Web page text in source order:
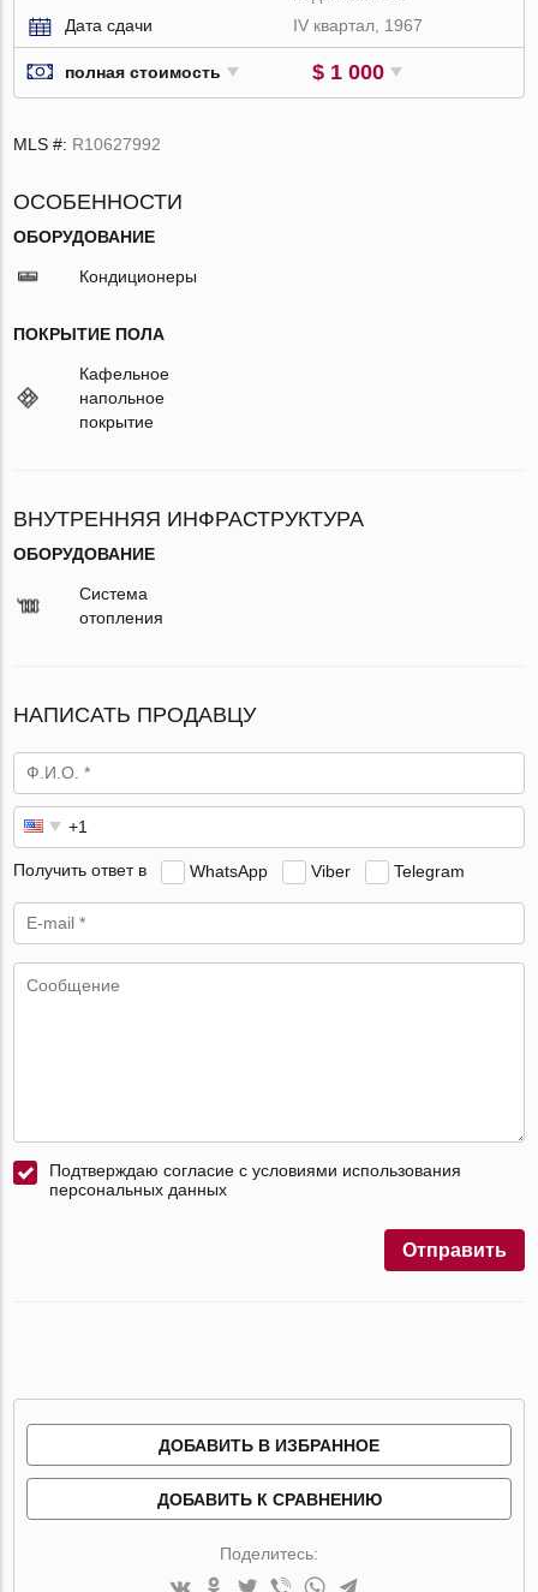
Дата сдачи
IV квартал, 1967
полная стоимость $ 1 000
MLS #: R10627992
ОСОБЕННОСТИ
ОБОРУДОВАНИЕ
Кондиционеры
ПОКРЫТИЕ ПОЛА
Кафельное
напольное
покрытие
ВНУТРЕННЯЯ ИНФРАСТРУКТУРА
ОБОРУДОВАНИЕ
Система
отопления
НАПИСАТЬ ПРОДАВЦУ
Получить ответ в WhatsApp Viber Telegram
Подтверждаю согласие с условиями использования
персональных данных
Отправить
ДОБАВИТЬ В ИЗБРАННОЕ
ДОБАВИТЬ К СРАВНЕНИЮ
Поделитесь: